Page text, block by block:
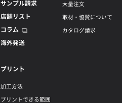
サンプル請求
店舗リスト
コラム
海外発送
大量注文
取材・協賛について
カタログ請求
プリント
加工方法
プリントできる範囲